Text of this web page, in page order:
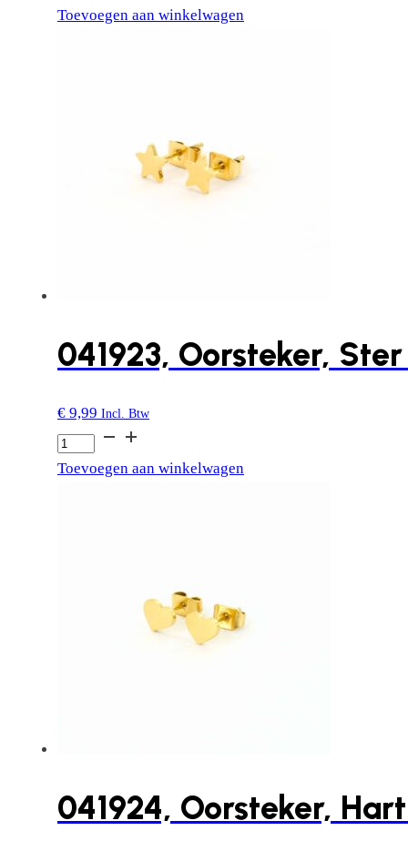
2x10mm
Toevoegen aan winkelwagen
041923, Oorsteker,
€ 9,99 Incl. Btw
041923,
Oorsteker,
Toevoegen aan winkelwagen
041924, Oorsteker,